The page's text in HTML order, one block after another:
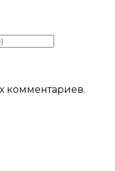
комментариев.